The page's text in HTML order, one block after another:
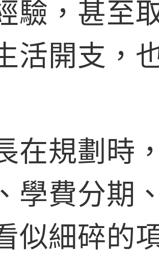
驗，甚至
活開支，
在規劃時
學費分期
似細碎的